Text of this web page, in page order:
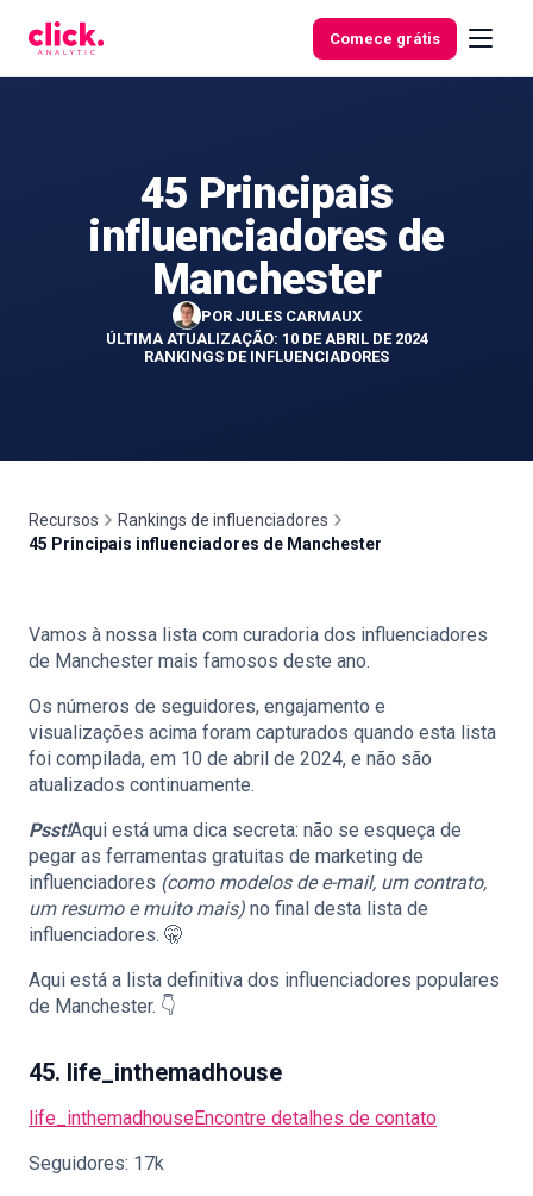
Comece grátis
Funcionalidades
Ferramentas
🇵🇹PT
45 Principais
influenciadores de
Manchester
POR JULES CARMAUX
ÚLTIMA ATUALIZAÇÃO: 10 DE ABRIL DE 2024
RANKINGS DE INFLUENCIADORES
Recursos
Rankings de influenciadores
45 Principais influenciadores de Manchester
Vamos à nossa lista com curadoria dos influenciadores
de Manchester mais famosos deste ano.
Os números de seguidores, engajamento e
visualizações acima foram capturados quando esta lista
foi compilada, em 10 de abril de 2024, e não são
atualizados continuamente.
Psst!Aqui está uma dica secreta: não se esqueça de
pegar as ferramentas gratuitas de marketing de
influenciadores (como modelos de e-mail, um contrato,
um resumo e muito mais) no final desta lista de
influenciadores. 🤫
Aqui está a lista definitiva dos influenciadores populares
de Manchester. 👇
45. life_inthemadhouse
life_inthemadhouseEncontre detalhes de contato
Seguidores: 17k